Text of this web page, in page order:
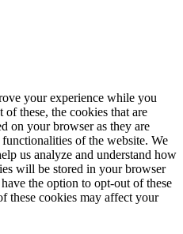
your experience while you
these, the cookies that are
on your browser as they are
of the website. We
us analyze and understand how
will be stored in your browser
the option to opt-out of these
these cookies may affect your